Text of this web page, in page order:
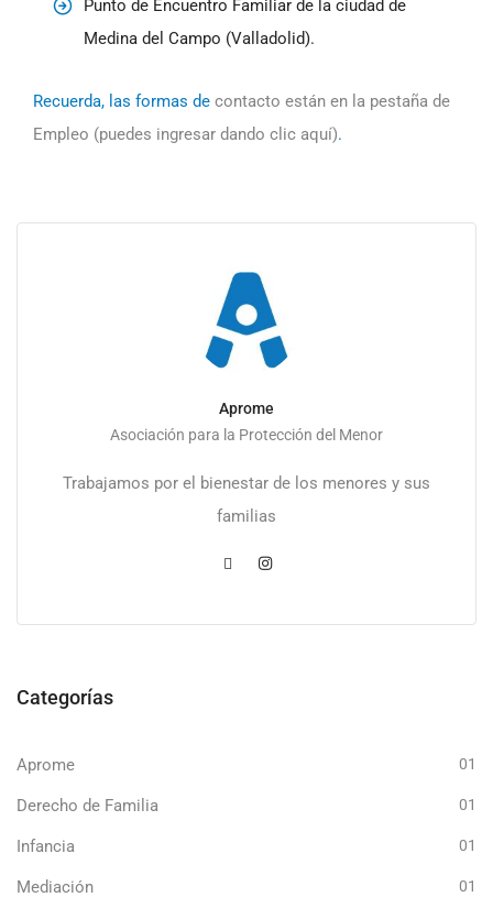
Punto de Encuentro Familiar de la ciudad de
Medina del Campo (Valladolid).
Recuerda, las formas de contacto están en la pestaña de
Empleo (puedes ingresar dando clic aquí).
Aprome
Asociación para la Protección del Menor
Trabajamos por el bienestar de los menores y sus
familias
Categorías
Aprome 01
Derecho de Familia 01
Infancia 01
Mediación 01